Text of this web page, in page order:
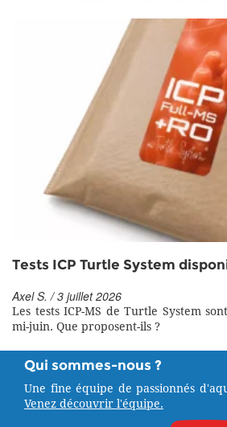
Tests ICP Turtle System
Axel S. / 3 juillet 2026
Les tests ICP-MS de Turtle System
mi-juin. Que proposent-ils ?
Qui sommes-nous ?
Une fine équipe de passionnés
Venez découvrir l'équipe.